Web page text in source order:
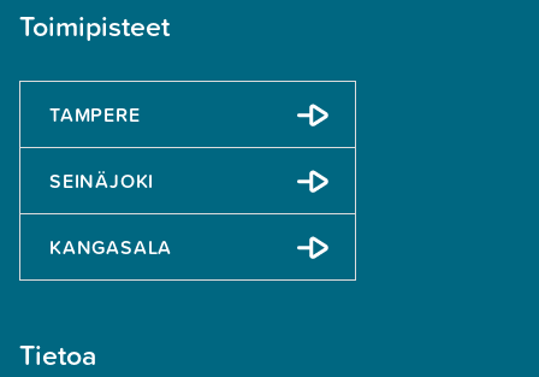
Toimipisteet
TAMPERE
SEINÄJOKI
KANGASALA
Tietoa